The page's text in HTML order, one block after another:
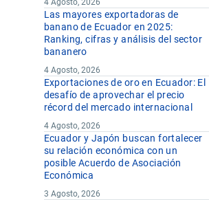
4 Agosto, 2026
Las mayores exportadoras de
banano de Ecuador en 2025:
Ranking, cifras y análisis del sector
bananero
4 Agosto, 2026
Exportaciones de oro en Ecuador: El
desafío de aprovechar el precio
récord del mercado internacional
4 Agosto, 2026
Ecuador y Japón buscan fortalecer
su relación económica con un
posible Acuerdo de Asociación
Económica
3 Agosto, 2026